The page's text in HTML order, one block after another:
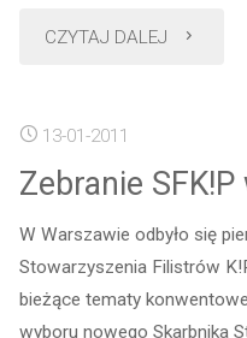
CZYTAJ DALEJ "Konwent
13-01-2011
Zebranie
W Warszawie odbyło się
Stowarzyszenia Filistrów
bieżące tematy
wyboru nowego Skarbnika